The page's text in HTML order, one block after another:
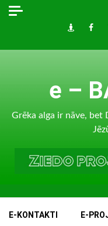
Skip
e –
Grēka alga ir nāve, bet
E-KONTAKTI E-